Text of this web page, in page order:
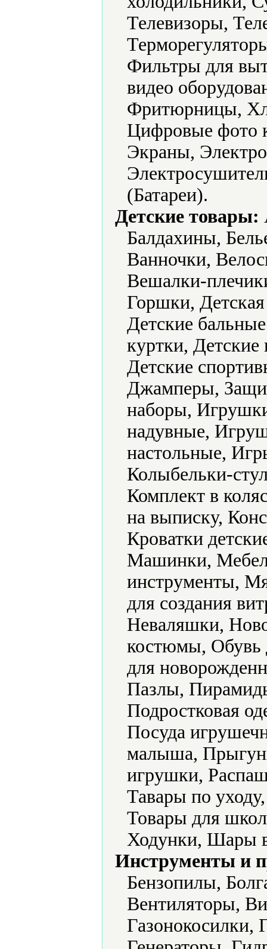
Телевизоры,
Фильтры для
видео
Фритюрницы,
Цифровые фото
Экраны,
(Батареи).
Детские товары:
Балдахины,
Ванночки,
Вешалки-
Горшки,
Детские
куртки, Детские
Детские
Джамперы,
наборы,
надувные,
настольные,
Колыбельки-
Комплект в
на выписку,
Кроватки
Машинки,
инструменты,
для создания
Неваляшки,
костюмы, Обувь
для
Пазлы,
Подростковая
Посуда
малыша,
игрушки,
Тавары по
Товары для
Ходунки, Шары
Инструменты и
Бензопилы,
Вентиляторы,
Газонокосилки,